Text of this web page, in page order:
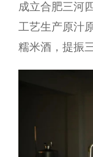
成立合肥三河
工艺生产原汁
糯米酒，提振